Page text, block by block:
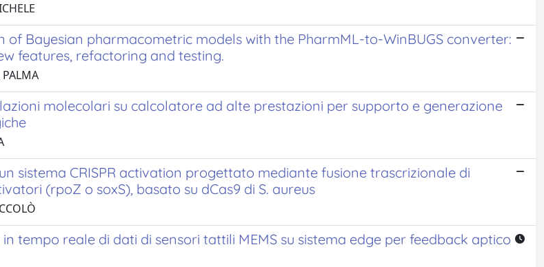
Bayesian pharmacometric models with the PharmML-to-WinBUGS converter:
features, refactoring and testing.
molecolari su calcolatore ad alte prestazioni per supporto e generazione
sistema CRISPR activation progettato mediante fusione trascrizionale di
(rpoZ o soxS), basato su dCas9 di S. aureus
tempo reale di dati di sensori tattili MEMS su sistema edge per feedback aptico